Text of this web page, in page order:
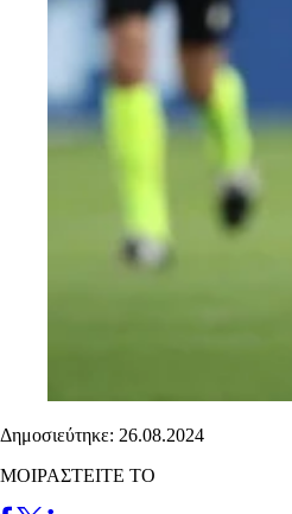
Δημοσιεύτηκε: 26.08.2024
ΜΟΙΡΑΣΤΕΙΤΕ ΤΟ